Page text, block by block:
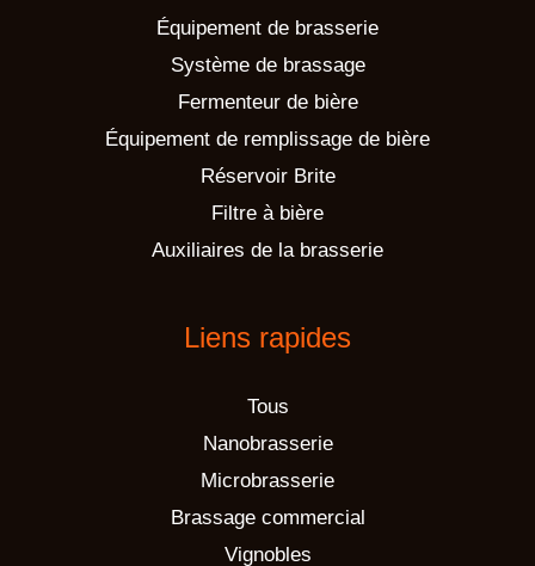
Équipement de brasserie
Système de brassage
Fermenteur de bière
Équipement de remplissage de bière
Réservoir Brite
Filtre à bière
Auxiliaires de la brasserie
Liens rapides
Tous
Nanobrasserie
Microbrasserie
Brassage commercial
Vignobles